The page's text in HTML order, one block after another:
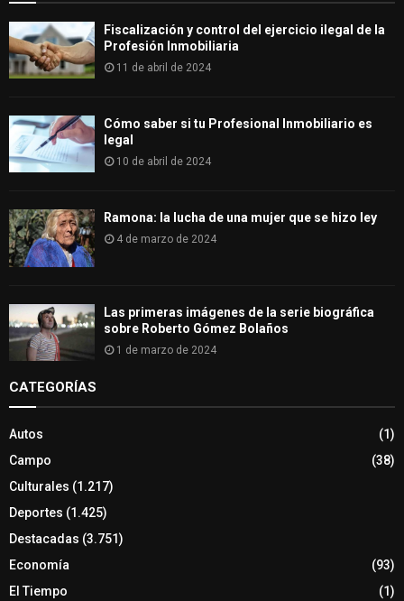
Fiscalización y control del ejercicio ilegal de la
Profesión Inmobiliaria
11 de abril de 2024
Cómo saber si tu Profesional Inmobiliario es
legal
10 de abril de 2024
Ramona: la lucha de una mujer que se hizo ley
4 de marzo de 2024
Las primeras imágenes de la serie biográfica
sobre Roberto Gómez Bolaños
1 de marzo de 2024
CATEGORÍAS
Autos
(1)
Campo
(38)
Culturales (1.217)
Deportes (1.425)
Destacadas (3.751)
Economía
(93)
El Tiempo
(1)